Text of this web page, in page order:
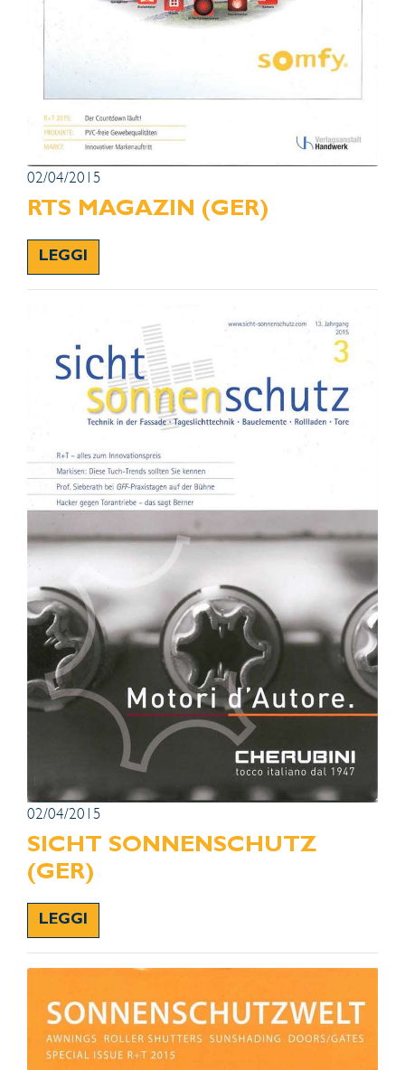
02/04/2015
RTS MAGAZIN (GER)
LEGGI
02/04/2015
SICHT SONNENSCHUTZ
(GER)
LEGGI